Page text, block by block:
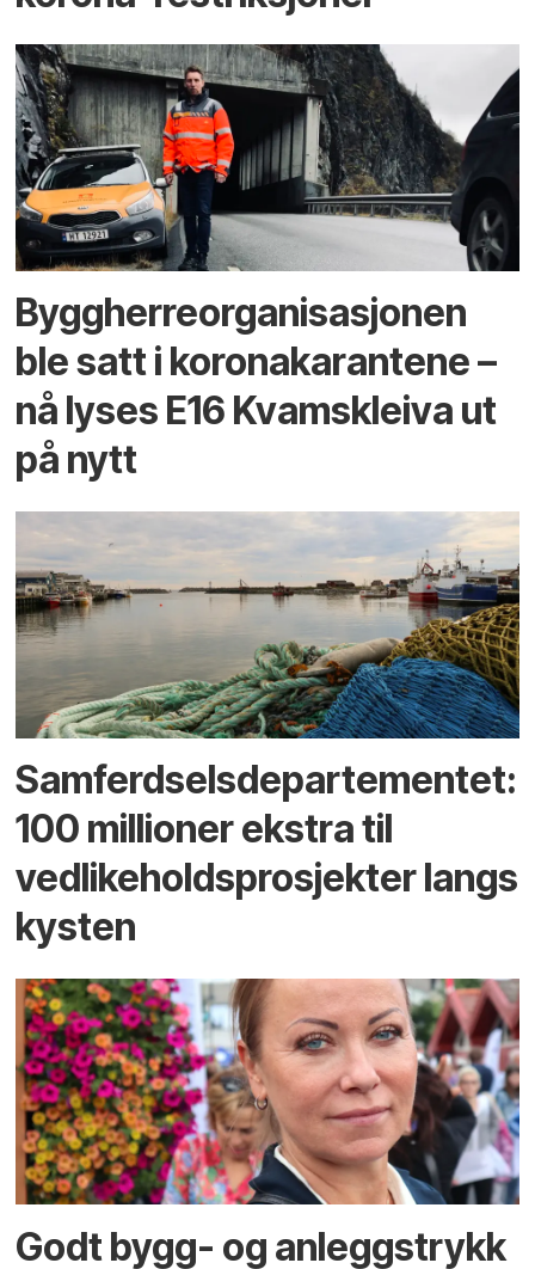
Byggherreorganisasjonen
ble satt i koronakarantene –
nå lyses E16 Kvamskleiva ut
på nytt
Samferdselsdepartementet:
100 millioner ekstra til
vedlikeholdsprosjekter langs
kysten
Godt bygg- og anleggstrykk